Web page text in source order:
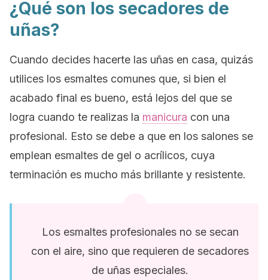
¿Qué son los secadores de
uñas?
Cuando decides hacerte las uñas en casa, quizás
utilices los esmaltes comunes que, si bien el
acabado final es bueno, está lejos del que se
logra cuando te realizas la manicura con una
profesional. Esto se debe a que en los salones se
emplean esmaltes de gel o acrílicos, cuya
terminación es mucho más brillante y resistente.
Los esmaltes profesionales no se secan
con el aire, sino que requieren de secadores
de uñas especiales.